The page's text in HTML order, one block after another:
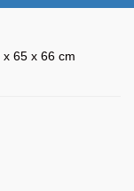
65 x 66 cm